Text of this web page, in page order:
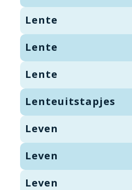
Lente
Lente
Lente
Lenteuitstapjes
Leven
Leven
Leven